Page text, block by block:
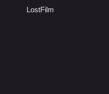
LostFilm